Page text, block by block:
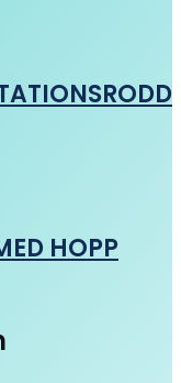
HOPP